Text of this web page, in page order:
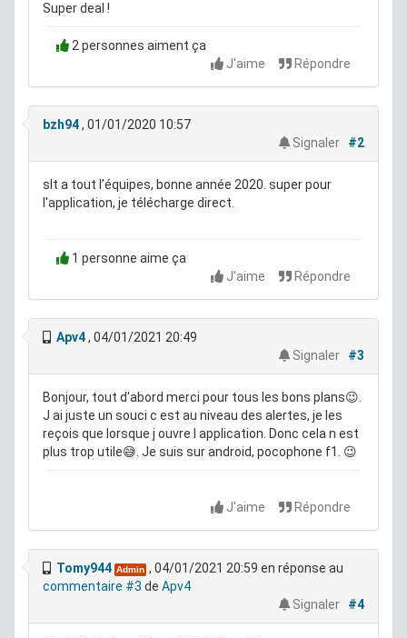
Super deal !
2 personnes aiment ça
J'aime
Répondre
bzh94, 01/01/2020 10:57
Signaler
#2
slt a tout l’équipes, bonne année 2020. super pour
l'application, je télécharge direct.
1 personne aime ça
J'aime
Répondre
Apv4, 04/01/2021 20:49
Signaler
#3
Bonjour, tout d'abord merci pour tous les bons plans😉.
J ai juste un souci c est au niveau des alertes, je les
reçois que lorsque j ouvre l application. Donc cela n est
plus trop utile😅. Je suis sur android, pocophone f1. 😉
J'aime Répondre
Tomy944 Admin , 04/01/2021 20:59 en réponse au
commentaire #3 de Apv4
Signaler
#4